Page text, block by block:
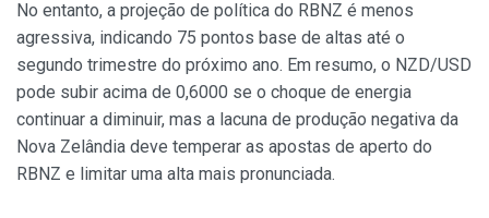
No entanto, a projeção de política do RBNZ é menos
agressiva, indicando 75 pontos base de altas até o
segundo trimestre do próximo ano. Em resumo, o NZD/USD
pode subir acima de 0,6000 se o choque de energia
continuar a diminuir, mas a lacuna de produção negativa da
Nova Zelândia deve temperar as apostas de aperto do
RBNZ e limitar uma alta mais pronunciada.